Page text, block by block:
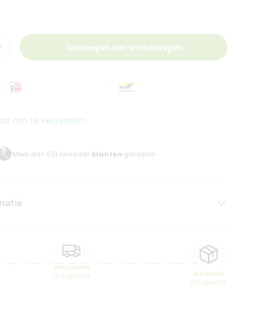
Toevoegen aan winkelwagen
om te verzenden
Meer dan 510 tevreden klanten geholpen
Verzonden
10 augustus
Geleverd
11 augustus